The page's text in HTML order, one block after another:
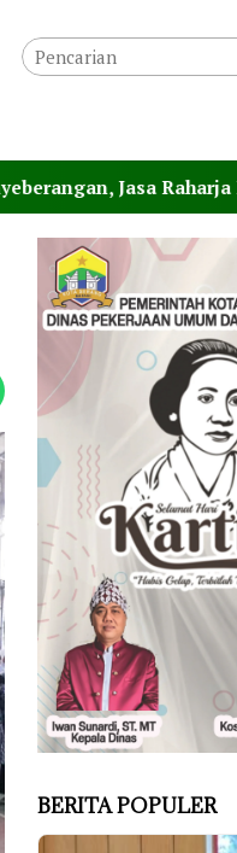
Banten Hadiri
BERITA POPULER